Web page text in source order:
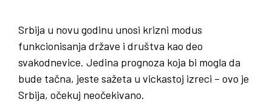
Srbija u novu godinu unosi krizni modus
funkcionisanja države i društva kao deo
svakodnevice. Jedina prognoza koja bi mogla da
bude tačna, jeste sažeta u vickastoj izreci – ovo je
Srbija, očekuj neočekivano.